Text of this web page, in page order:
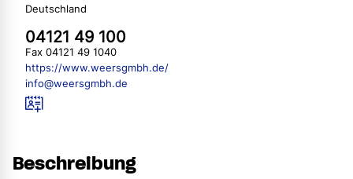
Deutschland
04121 49 100
Fax 04121 49 1040
https://www.weersgmbh.de/
info@weersgmbh.de
Beschreibung